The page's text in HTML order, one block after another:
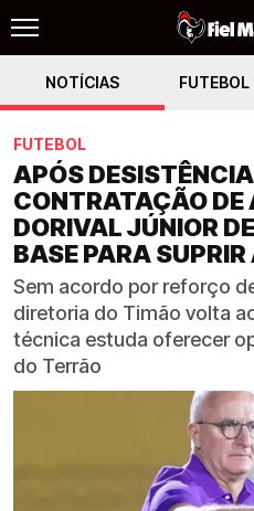
NOTÍCIAS FUTEBOL
FUTEBOL
APÓS
CONTRATAÇÃO
DORIVAL JÚNIOR
BASE PARA SUPRIR
Sem acordo por reforço
diretoria do Timão volta
técnica estuda oferecer
do Terrão